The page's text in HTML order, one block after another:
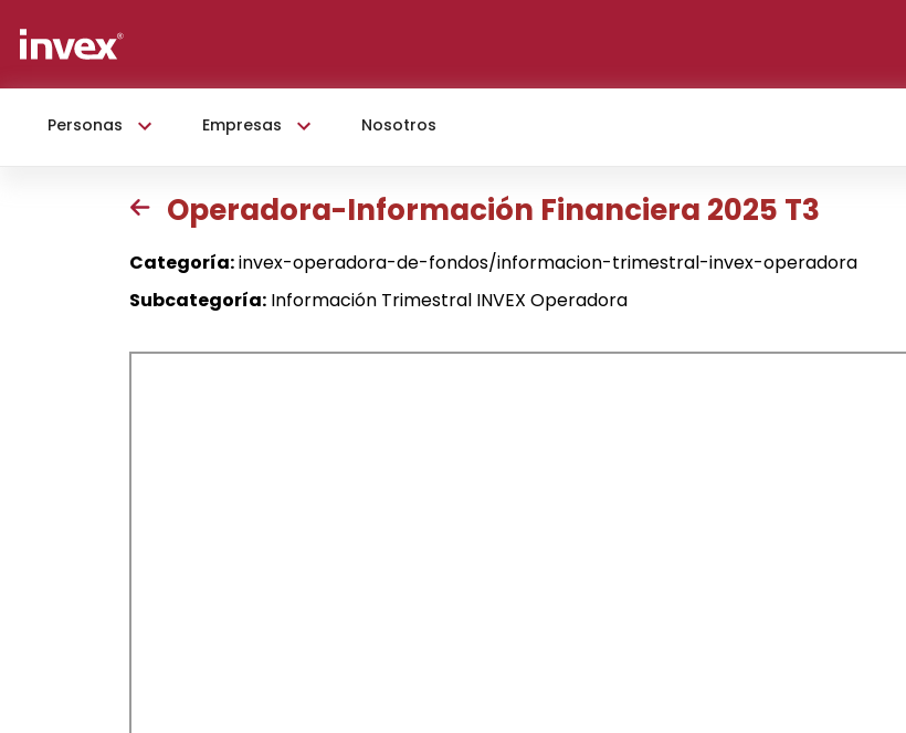
Personas Empresas Nosotros
Operadora-Información Financiera 2025 T3
Categoría:invex-operadora-de-fondos/informacion-trimestral-invex-operadora
Subcategoría: Información Trimestral INVEX Operadora